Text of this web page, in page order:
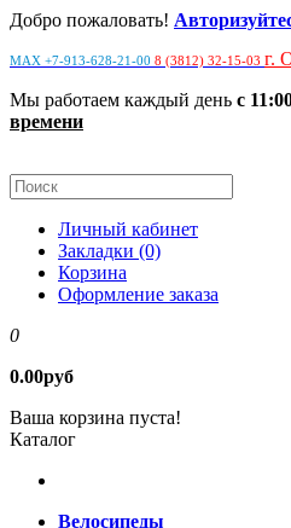
Добро пожаловать!
MAX +7-913-628-21-00 8 (3812) 32-15-03 г.
Мы работаем каждый день с
времени
Личный кабинет
Закладки (0)
Корзина
Оформление заказа
0
0.00руб
Ваша корзина пуста!
Каталог
Велосипеды